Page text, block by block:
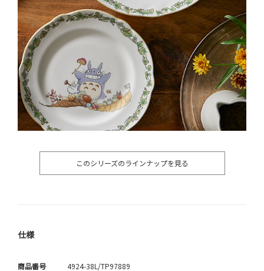
このシリーズのラインナップを見る
仕様
商品番号 4924-38L/TP97889